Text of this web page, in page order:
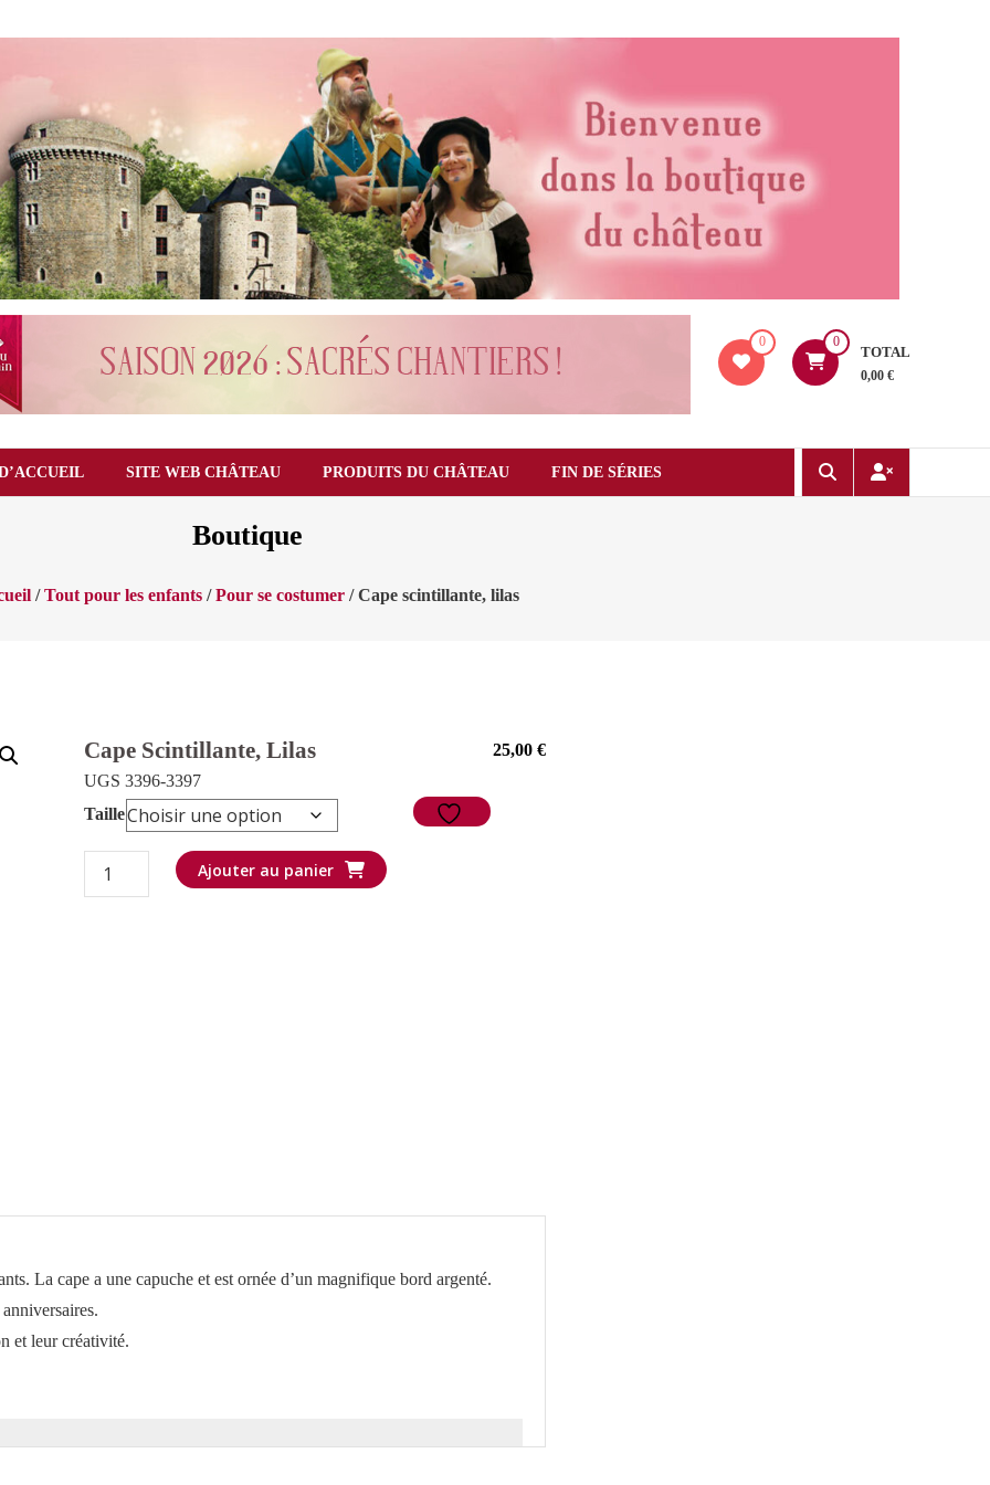
0 0
TOTAL
0,00 €
SITE WEB CHÂTEAU PRODUITS DU CHÂTEAU FIN DE SÉRIES
Boutique
/Tout pour les enfants /Pour se costumer / Cape scintillante, lilas
Cape Scintillante, Lilas 25,00 €
UGS 3396-3397
Taille
quantité
de
Ajouter au panier
La cape a une capuche et est ornée d’un magnifique bord argenté.
et leur créativité.